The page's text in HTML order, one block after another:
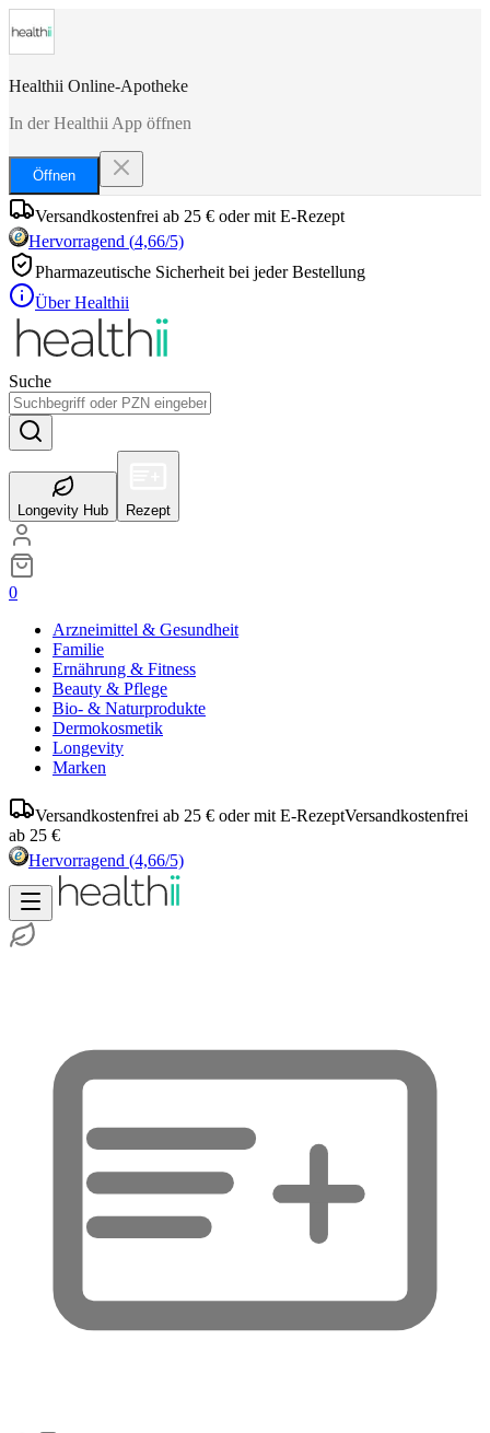
Healthii Online-Apotheke
In der Healthii App öffnen
Öffnen
Versandkostenfrei ab 25 € oder mit E-Rezept
Hervorragend (4,66/5)
Pharmazeutische Sicherheit bei jeder Bestellung
Über Healthii
Suche
Longevity Hub Rezept
0
Arzneimittel & Gesundheit
Familie
Ernährung & Fitness
Beauty & Pflege
Bio- & Naturprodukte
Dermokosmetik
Longevity
Marken
Versandkostenfrei ab 25 € oder mit E-RezeptVersandkostenfrei
ab 25 €
Hervorragend (4,66/5)